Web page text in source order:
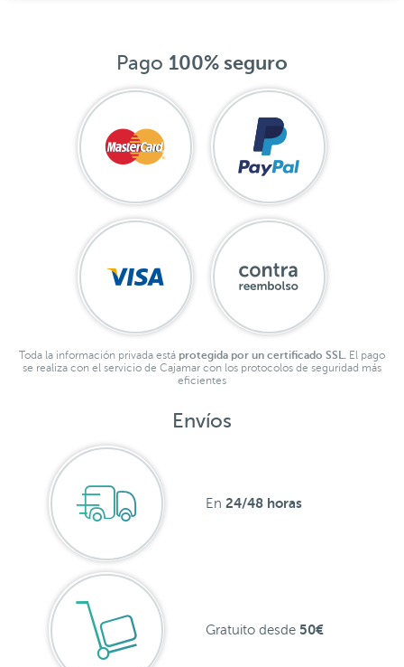
Pago 100% seguro
Toda la información privada está protegida por un certificado SSL. El pago
se realiza con el servicio de Cajamar con los protocolos de seguridad más
eficientes
Envíos
En 24/48 horas
Gratuito desde 50€